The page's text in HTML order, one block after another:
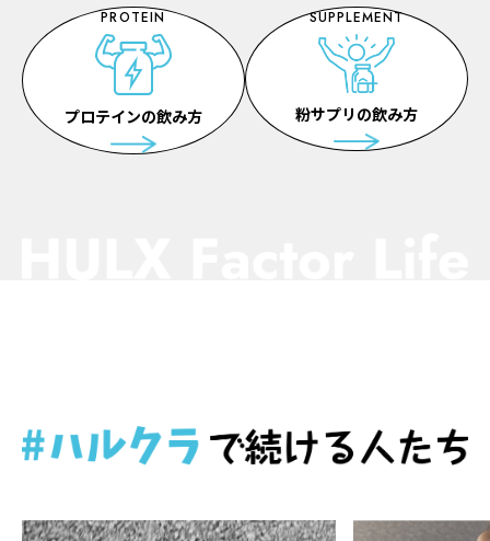
PROTEIN
プロテインの飲み方
SUPPLEMENT
粉サプリの飲み方